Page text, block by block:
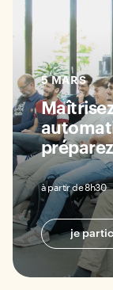
5 MARS
à partir de 8h30
je